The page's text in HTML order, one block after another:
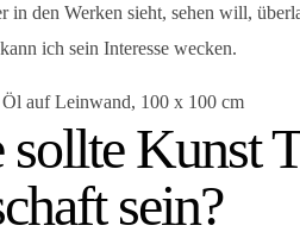
in den Werken sieht, sehen will,
ich sein Interesse wecken.
auf Leinwand, 100 x 100 cm
Kunst
sein?